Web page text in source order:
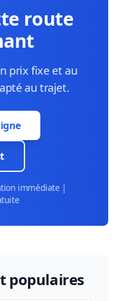
route
prix fixe et au
au trajet.
immédiate |
populaires